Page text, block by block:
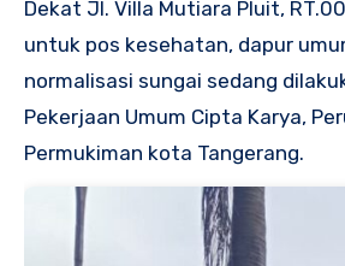
Dekat Jl. Villa Mutiara Pluit,
untuk pos kesehatan, dapur
normalisasi sungai sedang
Pekerjaan Umum Cipta Karya,
Permukiman kota Tangerang.